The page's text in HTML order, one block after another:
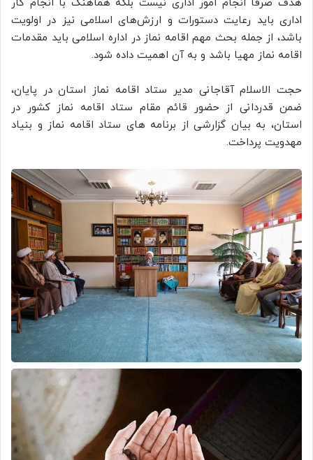
ﻫﺪف ﺻﺮﻓﺎ اﻧﺠﺎم اﻣﻮر اداری ﻧﻴﺴﺖ ﺑﻠﻜﻪ ﻫﻤﺎﻫﻨﮓ ﺑﺎ اﻧﺠﺎم ﻛﺎر
اداری ﺑﺎﻳﺪ رﻋﺎﻳﺖ دﺳﺘﻮرات و ارزشﻫﺎی اﺳﻼﻣﻰ ﻧﻴﺰ در اوﻟﻮﻳﺖ
ﺑﺎﺷﺪ، از ﺟﻤﻠﻪ ﺑﺤﺚ ﻣﻬﻢ اقامه ﻧﻤﺎز در اداره اﺳﻼﻣﻰ ﺑﺎﻳﺪ ﻣﻘﺪﻣﺎت
اﻗﺎمه ﻧﻤﺎز ﻣﻬﻴﺎ ﺑﺎﺷﺪ و ﺑﻪ آن اﻫﻤﻴﺖ داده ﺷﻮد.
حجت الاسلام آقاجانی مدیر ستاد اقامه نماز استان در پایان،
ضمن قدردانی از حضور قائم مقام ستاد اقامه نماز کشور در
استان، به بیان گزارشی از برنامه های ستاد اقامه نماز و بنیاد
مهدویت پرداخت.